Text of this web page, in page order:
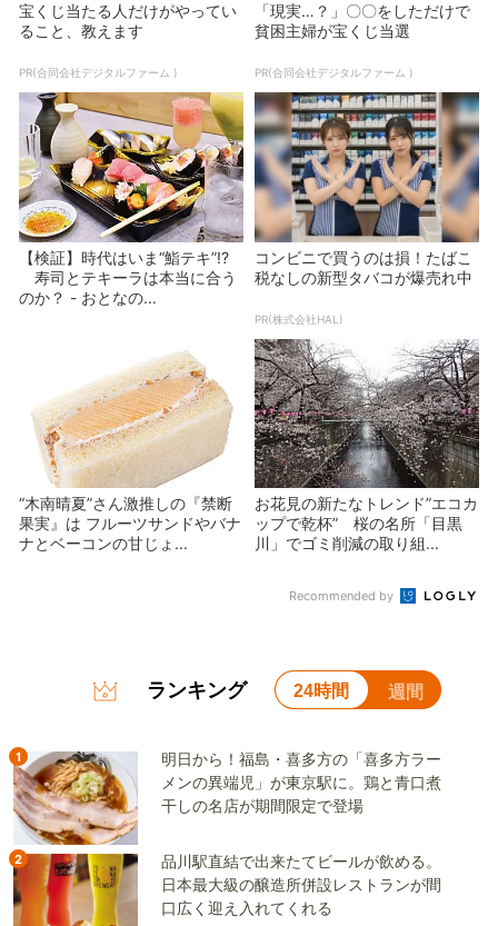
宝くじ当たる人だけがやってい
ること、教えます
PR(合同会社デジタルファーム )
「現実…？」〇〇をしただけで
貧困主婦が宝くじ当選
PR(合同会社デジタルファーム )
【検証】時代はいま“鮨テキ”!?
寿司とテキーラは本当に合う
のか？ - おとなの...
コンビニで買うのは損！たばこ
税なしの新型タバコが爆売れ中
PR(株式会社HAL)
“木南晴夏”さん激推しの『禁断
果実』は フルーツサンドやバナ
ナとベーコンの甘じょ...
お花見の新たなトレンド”エコカ
ップで乾杯” 桜の名所「目黒
川」でゴミ削減の取り組...
Recommended by
ランキング 24時間 週間
1
明日から！福島・喜多方の「喜多方ラー
メンの異端児」が東京駅に。鶏と青口煮
干しの名店が期間限定で登場
2
品川駅直結で出来たてビールが飲める。
日本最大級の醸造所併設レストランが間
口広く迎え入れてくれる